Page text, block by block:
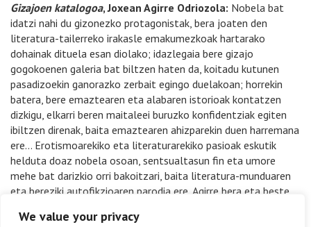
We value your privacy
Gizajoen katalogoa, Joxean Agirre Odriozola: Nobela bat
idatzi nahi du gizonezko protagonistak, bera joaten den
literatura-tailerreko irakasle emakumezkoak hartarako
dohainak dituela esan diolako; idazlegaia bere gizajo
gogokoenen galeria bat biltzen haten da, koitadu kutunen
pasadizoekin ganorazko zerbait egingo duelakoan; horrekin
batera, bere emaztearen eta alabaren istorioak kontatzen
dizkigu, elkarri beren maitaleei buruzko konfidentziak egiten
ibiltzen direnak, baita emaztearen ahizparekin duen harremana
ere… Erotismoarekiko eta literaturarekiko pasioak eskutik
helduta doaz nobela osoan, sentsualtasun fin eta umore
mehe bat darizkio orri bakoitzari, baita literatura-munduaren
eta bereziki autofikzioaren parodia ere, Agirre bera eta beste
azken batean, aldi berean marjinetan geratzen diren